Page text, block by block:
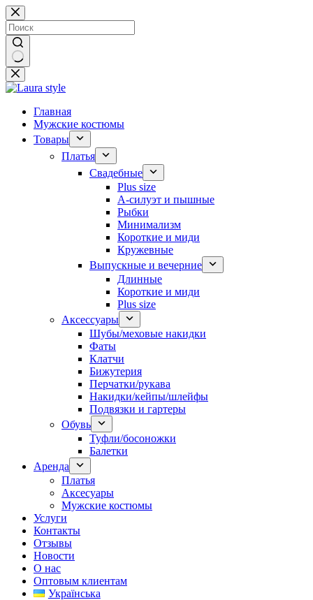
Перейти
к
сути
Ничего
не
Главная
Мужские костюмы
Товары
Платья
Свадебные
Plus size
А-силуэт и пышные
Рыбки
Минимализм
Короткие и миди
Кружевные
Выпускные и вечерние
Длинные
Короткие и миди
Plus size
Аксессуары
Шубы/меховые накидки
Фаты
Клатчи
Бижутерия
Перчатки/рукава
Накидки/кейпы/шлейфы
Подвязки и гартеры
Обувь
Туфли/босоножки
Балетки
Аренда
Платья
Аксесуары
Мужские костюмы
Услуги
Контакты
Отзывы
Новости
О нас
Оптовым клиентам
Українська